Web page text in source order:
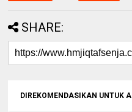
SHARE:
DIREKOMENDASIKAN UNTUK